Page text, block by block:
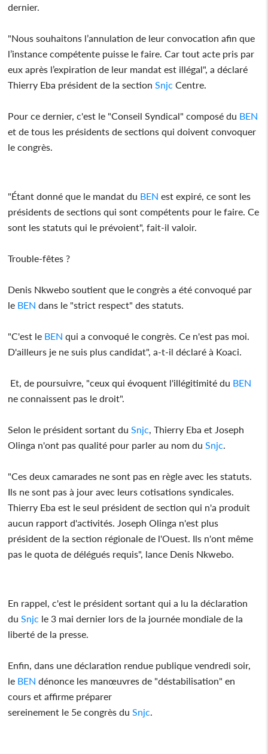
dernier.
"Nous souhaitons l’annulation de leur convocation afin que
l’instance compétente puisse le faire. Car tout acte pris par
eux après l’expiration de leur mandat est illégal", a déclaré
Thierry Eba président de la section Snjc Centre.
Pour ce dernier, c'est le "Conseil Syndical" composé du BEN
et de tous les présidents de sections qui doivent convoquer
le congrès.
"Étant donné que le mandat du BEN est expiré, ce sont les
présidents de sections qui sont compétents pour le faire. Ce
sont les statuts qui le prévoient", fait-il valoir.
Trouble-fêtes ?
Denis Nkwebo soutient que le congrès a été convoqué par
le BEN dans le "strict respect" des statuts.
"C'est le BEN qui a convoqué le congrès. Ce n'est pas moi.
D'ailleurs je ne suis plus candidat", a-t-il déclaré à Koaci.
Et, de poursuivre, "ceux qui évoquent l'illégitimité du BEN
ne connaissent pas le droit".
Selon le président sortant du Snjc , Thierry Eba et Joseph
Olinga n'ont pas qualité pour parler au nom du Snjc
"Ces deux camarades ne sont pas en règle avec les statuts.
Ils ne sont pas à jour avec leurs cotisations syndicales.
Thierry Eba est le seul président de section qui n'a produit
aucun rapport d'activités. Joseph Olinga n'est plus
président de la section régionale de l'Ouest. Ils n'ont même
pas le quota de délégués requis", lance Denis Nkwebo.
En rappel, c'est le président sortant qui a lu la déclaration
du Snjc le 3 mai dernier lors de la journée mondiale de la
liberté de la presse.
Enfin, dans une déclaration rendue publique vendredi soir,
le BEN dénonce les manœuvres de "déstabilisation" en
cours et affirme préparer
sereinement le 5e congrès du Snjc